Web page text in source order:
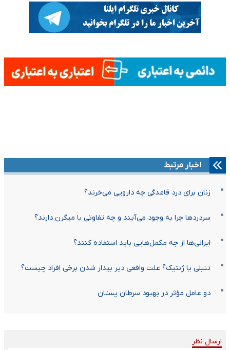
اخبار مرتبط
زنان برای درد قاعدگی چه دارویی می‌خرند؟
سردردها چرا به وجود می‌آیند و چه تفاوتی با میگرن دارند؟
ایرانی‌ها از چه مکمل‌هایی باید استفاده کنند؟
تنبلی یا ژنتیک؟ علت واقعی دیر بیدار شدن برخی افراد چیست؟
دو عامل مؤثر در بهبود سرطان پستان
ارسال نظر